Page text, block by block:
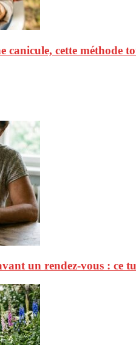
cette méthode
un rendez-vous : ce